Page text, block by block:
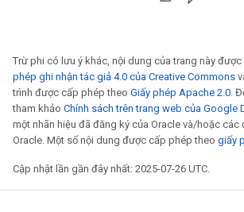
Trừ phi có lưu ý khác, nội dung của trang này
phép ghi nhận tác giả 4.0 của Creative Commons
trình được cấp phép theo Giấy phép Apache 2.0.
tham khảo Chính sách trên trang web của Google
một nhãn hiệu đã đăng ký của Oracle và/hoặc các
Oracle. Một số nội dung được cấp phép theo giấy
Cập nhật lần gần đây nhất: 2025-07-26 UTC.